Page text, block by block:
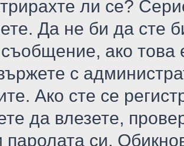
ли се?
Да не би да сте
ако това
с
Ако сте се
да влезете,
паролата си.